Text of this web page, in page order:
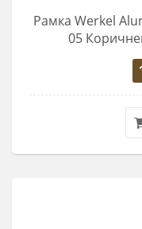
Рамка Werkel
05